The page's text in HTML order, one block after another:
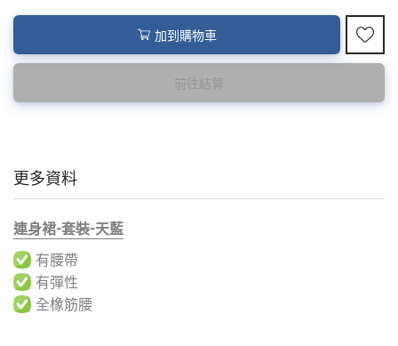
加到購物車
前往結算
更多資料
連身裙-套裝-天藍
有腰帶
有彈性
全橡筋腰